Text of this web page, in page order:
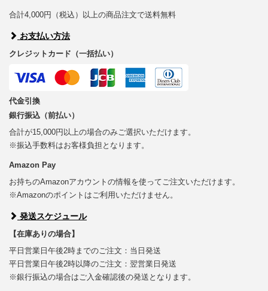
合計4,000円（税込）以上の商品注文で送料無料
お支払い方法
クレジットカード（一括払い）
代金引換
銀行振込（前払い）
合計が15,000円以上の場合のみご選択いただけます。
※振込手数料はお客様負担となります。
Amazon Pay
お持ちのAmazonアカウントの情報を使ってご注文いただけます。
※Amazonのポイントはご利用いただけません。
発送スケジュール
【在庫ありの場合】
平日営業日午後2時までのご注文：当日発送
平日営業日午後2時以降のご注文：翌営業日発送
※銀行振込の場合はご入金確認後の発送となります。